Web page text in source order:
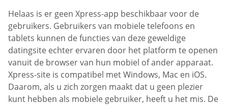
Helaas is er geen Xpress-app beschikbaar voor de
gebruikers. Gebruikers van mobiele telefoons en
tablets kunnen de functies van deze geweldige
datingsite echter ervaren door het platform te openen
vanuit de browser van hun mobiel of ander apparaat.
Xpress-site is compatibel met Windows, Mac en iOS.
Daarom, als u zich zorgen maakt dat u geen plezier
kunt hebben als mobiele gebruiker, heeft u het mis. De